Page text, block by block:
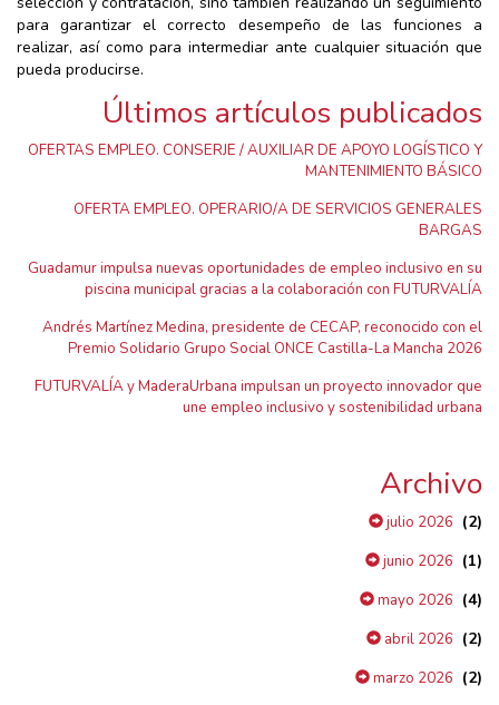
para garantizar el correcto desempeño de las funciones a
realizar, así como para intermediar ante cualquier situación que
pueda producirse.
Últimos artículos publicados
OFERTAS EMPLEO. CONSERJE / AUXILIAR DE APOYO LOGÍSTICO Y
MANTENIMIENTO BÁSICO
OFERTA EMPLEO. OPERARIO/A DE SERVICIOS GENERALES
BARGAS
Guadamur impulsa nuevas oportunidades de empleo inclusivo en su
piscina municipal gracias a la colaboración con FUTURVALÍA
Andrés Martínez Medina, presidente de CECAP, reconocido con el
Premio Solidario Grupo Social ONCE Castilla-La Mancha 2026
FUTURVALÍA y MaderaUrbana impulsan un proyecto innovador que
une empleo inclusivo y sostenibilidad urbana
Archivo
julio 2026 (2)
junio 2026 (1)
mayo 2026 (4)
abril 2026 (2)
marzo 2026 (2)